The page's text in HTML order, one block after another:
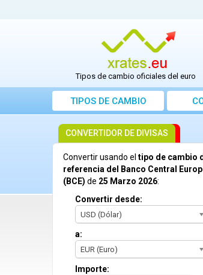
Tipos de cambio oficiales del euro
TIPOS DE CAMBIO
CONVERTIDOR DE DIVISAS
Convertir usando el tipo de cambio
referencia del Banco Central
(BCE) de 25 Marzo 2026:
Convertir desde:
USD (Dólar)
a:
EUR (Euro)
Importe: